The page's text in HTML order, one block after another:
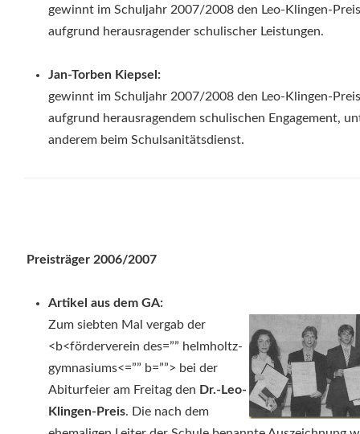
gewinnt im Schuljahr 2007/2008 den Leo-Klingen-Preis
aufgrund herausragender schulischer Leistungen.
Jan-Torben Kiepsel:
gewinnt im Schuljahr 2007/2008 den Leo-Klingen-Preis
aufgrund herausragendem schulischen Engagement,
anderem beim Schulsanitätsdienst.
Preisträger 2006/2007
Artikel aus dem GA:
Zum siebten Mal vergab der
<b<förderverein des=”” helmholtz-
gymnasiums<=”” b=””> bei der
Abiturfeier am Freitag den Dr.-Leo-
Klingen-Preis. Die nach dem